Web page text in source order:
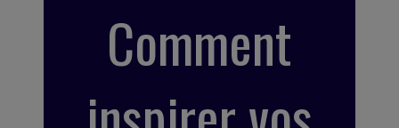
Comment